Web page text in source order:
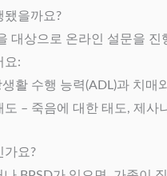
됐을까요?
대상으로 온라인 설문을
요:
활 수행 능력(ADL)과 치매
도 – 죽음에 대한 태도, 제사
가요?